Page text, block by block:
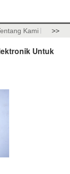
Kami >>
Untuk